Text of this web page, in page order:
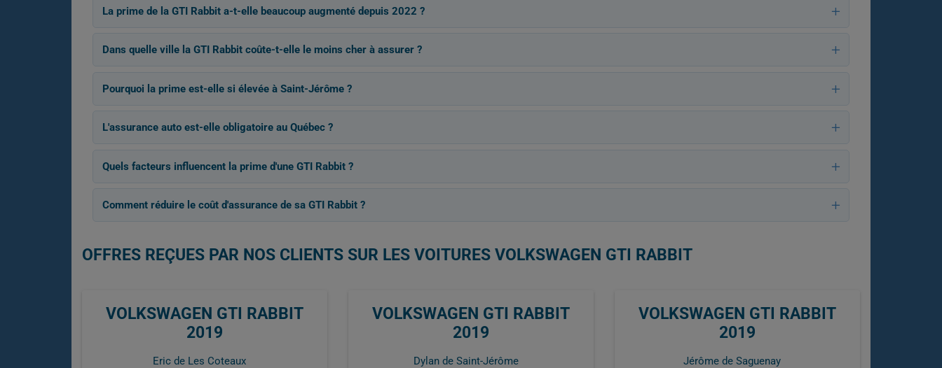
La prime de la GTI Rabbit a-t-elle beaucoup augmenté depuis 2022 ?
Dans quelle ville la GTI Rabbit coûte-t-elle le moins cher à assurer ?
Pourquoi la prime est-elle si élevée à Saint-Jérôme ?
L'assurance auto est-elle obligatoire au Québec ?
Quels facteurs influencent la prime d'une GTI Rabbit ?
Comment réduire le coût d'assurance de sa GTI Rabbit ?
OFFRES REÇUES PAR NOS CLIENTS SUR LES VOITURES VOLKSWAGEN GTI RABBIT
VOLKSWAGEN GTI RABBIT
2019
Eric de Les Coteaux
VOLKSWAGEN GTI RABBIT
2019
Dylan de Saint-Jérôme
VOLKSWAGEN GTI RABBIT
2019
Jérôme de Saguenay